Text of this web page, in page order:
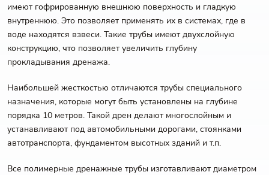
имеют гофрированную внешнюю поверхность и гладкую
внутреннюю. Это позволяет применять их в системах, где в
воде находятся взвеси. Такие трубы имеют двухслойную
конструкцию, что позволяет увеличить глубину
прокладывания дренажа.
Наибольшей жесткостью отличаются трубы специального
назначения, которые могут быть установлены на глубине
порядка 10 метров. Такой дрен делают многослойным и
устанавливают под автомобильными дорогами, стоянками
автотранспорта, фундаментом высотных зданий и т.п.
Все полимерные дренажные трубы изготавливают диаметром